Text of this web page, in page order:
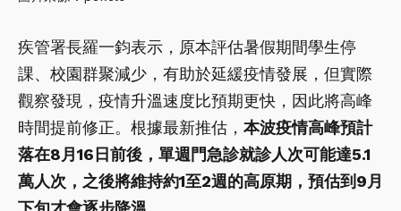
疾管署長羅一鈞表示，原本評估暑假期間學生停
課、校園群聚減少，有助於延緩疫情發展，但實際
觀察發現，疫情升溫速度比預期更快，因此將高峰
時間提前修正。根據最新推估， 本波疫情高峰預計
落在8月16日前後，單週門急診就診人次可能達5.1
萬人次，之後將維持約1至2週的高原期，預估到9月